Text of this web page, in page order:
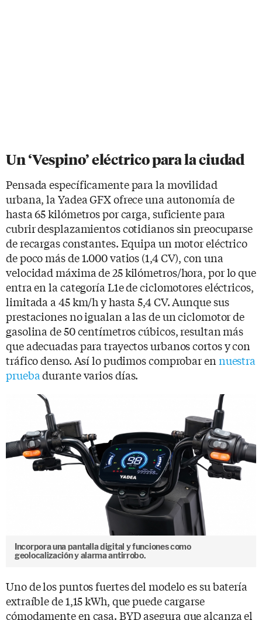
Un ‘Vespino’ eléctrico para la ciudad
Pensada específicamente para la movilidad
urbana, la Yadea GFX ofrece una autonomía de
hasta 65 kilómetros por carga, suficiente para
cubrir desplazamientos cotidianos sin preocuparse
de recargas constantes. Equipa un motor eléctrico
de poco más de 1.000 vatios (1,4 CV), con una
velocidad máxima de 25 kilómetros/hora, por lo que
entra en la categoría L1e de ciclomotores eléctricos,
limitada a 45 km/h y hasta 5,4 CV. Aunque sus
prestaciones no igualan a las de un ciclomotor de
gasolina de 50 centímetros cúbicos, resultan más
que adecuadas para trayectos urbanos cortos y con
tráfico denso. Así lo pudimos comprobar ennuestra
pruebadurante varios días.
Incorpora una pantalla digital y funciones como
geolocalización y alarma antirrobo.
Uno de los puntos fuertes del modelo es su batería
extraíble de 1,15 kWh, que puede cargarse
cómodamente en casa. BYD asegura que alcanza el